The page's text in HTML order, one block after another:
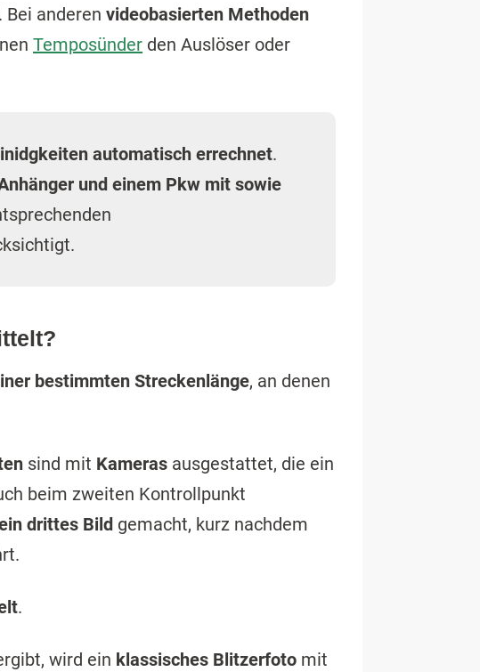
. Bei anderen videobasierten Methoden
Temposünder den Auslöser oder
automatisch errechnet.
und einem Pkw mit sowie
bestimmten Streckenlänge, an denen
sind mit Kameras ausgestattet, die ein
beim zweiten Kontrollpunkt
drittes Bild gemacht, kurz nachdem
.
wird ein klassisches Blitzerfoto mit